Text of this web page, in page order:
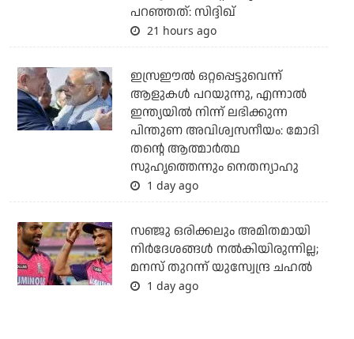
പറഞ്ഞത്: സിദ്ദിഖ്
21 hours ago
ഇസ്രഈല്‍ ഒറ്റപ്പെട്ടുവെന്ന്
ആളുകള്‍ പറയുന്നു, എന്നാല്‍
ഇന്ത്യയില്‍ നിന്ന് ലഭിക്കുന്ന
പിന്തുണ അവിശ്വസനീയം: മോദി
തന്റെ ആത്മാര്‍ത്ഥ
സുഹൃത്തെന്നും നെതന്യാഹു
1 day ago
സഞ്ജു ഒരിക്കലും അമിതമായി
നിര്‍ദേശങ്ങള്‍ നല്‍കിയിരുന്നില്ല;
മനസ് തുറന്ന് യുസ്വേന്ദ്ര ചഹല്‍
1 day ago